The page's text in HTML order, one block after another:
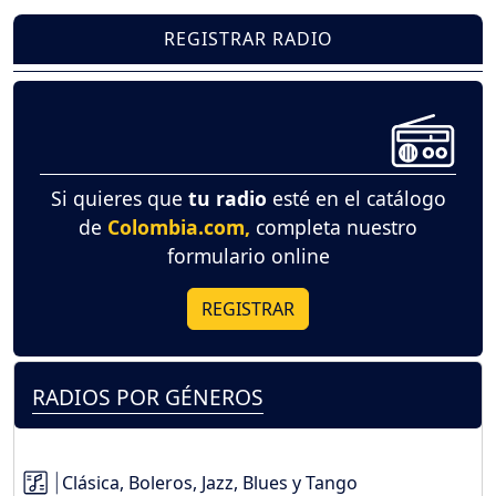
REGISTRAR RADIO
Si quieres que tu radio esté en el catálogo
de Colombia.com, completa nuestro
formulario online
REGISTRAR
RADIOS POR GÉNEROS
Clásica, Boleros, Jazz, Blues y Tango